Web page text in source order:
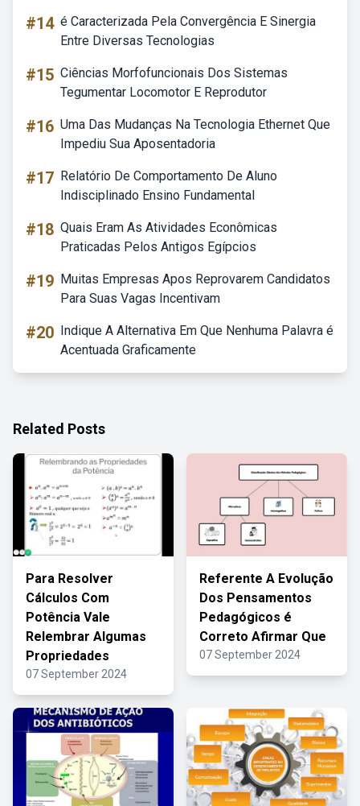
#14 é Caracterizada Pela Convergência E Sinergia
Entre Diversas Tecnologias
#15 Ciências Morfofuncionais Dos Sistemas
Tegumentar Locomotor E Reprodutor
#16 Uma Das Mudanças Na Tecnologia Ethernet Que
Impediu Sua Aposentadoria
#17 Relatório De Comportamento De Aluno
Indisciplinado Ensino Fundamental
#18 Quais Eram As Atividades Econômicas
Praticadas Pelos Antigos Egípcios
#19 Muitas Empresas Apos Reprovarem Candidatos
Para Suas Vagas Incentivam
#20 Indique A Alternativa Em Que Nenhuma Palavra é
Acentuada Graficamente
Related Posts
Para Resolver
Cálculos Com
Potência Vale
Relembrar Algumas
Propriedades
07 September 2024
Referente A Evolução
Dos Pensamentos
Pedagógicos é
Correto Afirmar Que
07 September 2024